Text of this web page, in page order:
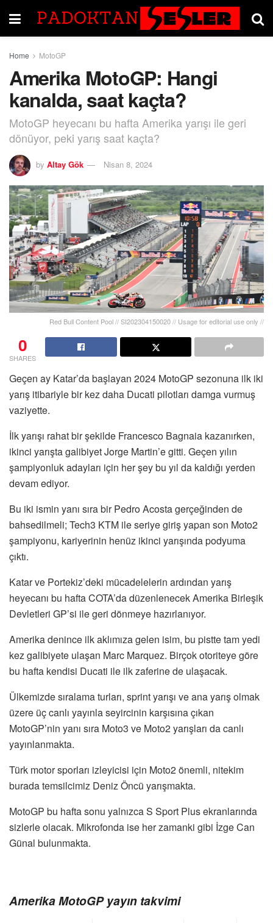
Home MotoGP
Amerika MotoGP: Hangi
kanalda, saat kaçta?
MotoGP heyecanı bu hafta Amerika yarışı ile geri
dönüyor, peki yarış saat kaçta?
by Altay Gök Nisan 8, 2024
Red Bull Content Pool // SI202304150020 // Usage for editorial use only //
0
SHARES
Geçen ay Katar’da başlayan 2024 MotoGP sezonuna ilk iki
yarış itibariyle bir kez daha Ducati pilotları damga vurmuş
vaziyette.
İlk yarışı rahat bir şekilde Francesco Bagnaia kazanırken,
ikinci yarışta galibiyet Jorge Martin’e gitti. Geçen yılın
şampiyonluk adayları için her şey bu yıl da kaldığı yerden
devam ediyor.
Bu iki ismin yanı sıra bir Pedro Acosta gerçeğinden de
bahsedilmeli; Tech3 KTM ile seriye giriş yapan son Moto2
şampiyonu, kariyerinin henüz ikinci yarışında podyuma
çıktı.
Katar ve Portekiz’deki mücadelelerin ardından yarış
heyecanı bu hafta COTA’da düzenlenecek Amerika Birleşik
Devletleri GP’si ile geri dönmeye hazırlanıyor.
Amerika denince ilk aklımıza gelen isim, bu pistte tam yedi
kez galibiyete ulaşan Marc Marquez. Birçok otoriteye göre
bu hafta kendisi Ducati ile ilk zaferine de ulaşacak.
Ülkemizde sıralama turları, sprint yarışı ve ana yarış olmak
üzere üç canlı yayınla seyircinin karşısına çıkan
MotoGP’nin yanı sıra Moto3 ve Moto2 yarışları da canlı
yayınlanmakta.
Türk motor sporları izleyicisi için Moto2 önemli, nitekim
burada temsilcimiz Deniz Öncü yarışmakta.
MotoGP bu hafta sonu yalnızca S Sport Plus ekranlarında
sizlerle olacak. Mikrofonda ise her zamanki gibi İzge Can
Günal bulunmakta.
Amerika MotoGP yayın takvimi